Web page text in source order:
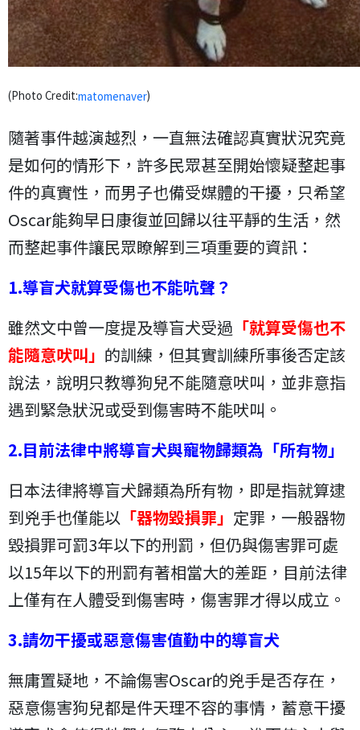
(Photo Credit:matomenaver)
隨著事件越演越烈，一直無法確認真實狀況究竟
是如何的情形下，許多民眾甚至開始懷疑整起事
件的真實性，而男子也備受媒體的干擾，只希望
Oscar能夠早日康復並回歸以往平靜的生活，然
而整起事件讓民眾瞭解到三項重要的資訊：
1.導盲犬就算受傷也不能吭聲？
雖然文中曾一度提及導盲犬受過 「就算受傷也不
能隨意吠叫」 的訓練，但其實訓練所事後否定該
說法，說明只教導狗兒不能隨意吠叫，並非意指
遇到緊急狀況或受到傷害時不能吠叫。
2.目前法律中將導盲犬與寵物歸類為「所有物」
日本法律將導盲犬歸類為所有物，即是指就算逮
到兇手也僅能以 「器物毀損罪」 定罪，一般器物
毀損罪可罰3年以下的刑罰，但仍與傷害罪可處
以15年以下的刑罰有著相當大的差距，目前法律
上僅有在人體受到傷害時，傷害罪才得以成立。
3.請勿干擾或惡意傷害值勤中的導盲犬
無庸置疑地，不論傷害Oscar的兇手是否存在，
惡意傷害狗兒都是件天理不容的事情，蓄意干擾